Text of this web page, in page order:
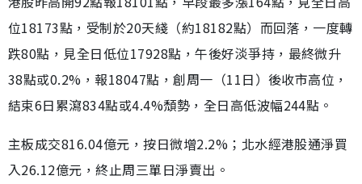
位18173點，受制於20天綫（約18182點）而回落，一度轉
跌80點，見全日低位17928點，午後好淡爭持，最終微升
38點或0.2%，報18047點，創周一（11日）後收市高位，
結束6日累瀉834點或4.4%頹勢，全日高低波幅244點。
主板成交816.04億元，按日微增2.2%；北水經港股通淨買
入26.12億元，終止周三單日淨賣出。